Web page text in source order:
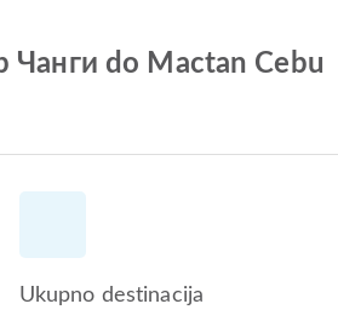
do Mactan Cebu
Ukupno destinacija